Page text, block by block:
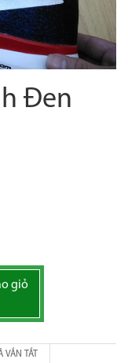
Đen
giỏ
VẮN TẮT